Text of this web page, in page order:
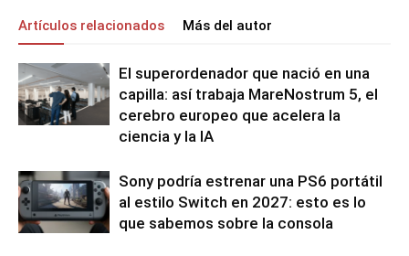
Artículos relacionados Más del autor
El superordenador que nació en una
capilla: así trabaja MareNostrum 5, el
cerebro europeo que acelera la
ciencia y la IA
Sony podría estrenar una PS6 portátil
al estilo Switch en 2027: esto es lo
que sabemos sobre la consola